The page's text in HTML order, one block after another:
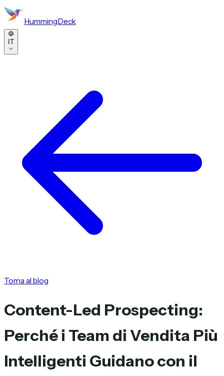
HummingDeck
IT
Torna al blog
Content-Led Prospecting:
Perché i Team di Vendita Più
Intelligenti Guidano con il